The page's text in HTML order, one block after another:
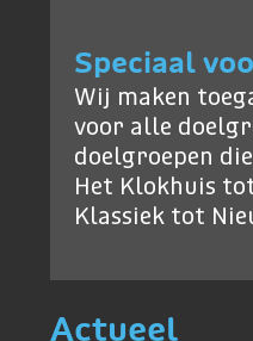
Speciaal
Wij maken
voor alle
doelgroepen
Het Klokhuis
Klassiek tot
Actueel